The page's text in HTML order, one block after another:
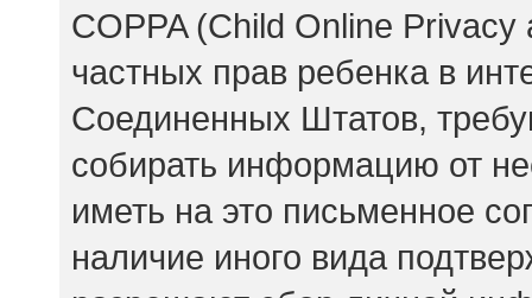
COPPA (Child Online
частных прав ребенка в
Соединенных Штатов,
собирать информацию от
иметь на это письменное
наличие иного вида